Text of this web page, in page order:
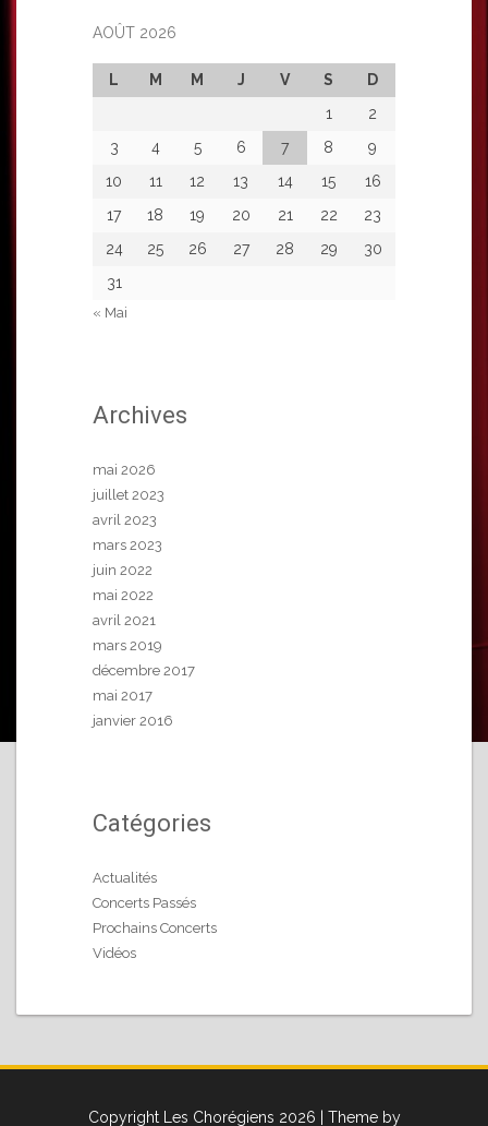
AOÛT 2026
L M M J V S
D
1
2
3
4 5 6 7 8
9
10
11 12 13 14 15
16
17
18 19 20 21 22
23
24
25 26 27 28 29
30
31
« Mai
Archives
mai 2026
juillet 2023
avril 2023
mars 2023
juin 2022
mai 2022
avril 2021
mars 2019
décembre 2017
mai 2017
janvier 2016
Catégories
Actualités
Concerts Passés
Prochains Concerts
Vidéos
Copyright Les Chorégiens 2026 | Theme by